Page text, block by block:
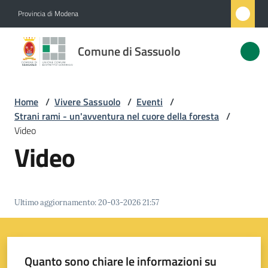
Provincia di Modena
Comune di Sassuolo
Comune
di
Amministrazione
Novità
Sassuolo
Menu selezionato
Home / Vivere Sassuolo / Eventi /
Strani rami - un'avventura nel cuore della foresta /
Video
Video
Ultimo aggiornamento:20-03-2026 21:57
Quanto sono chiare le informazioni su